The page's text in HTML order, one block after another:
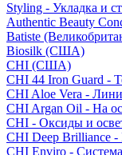
Styling - Укладка и
Authentic Beauty
Batiste
Biosilk (США)
CHI (США)
CHI 44 Iron Guard -
CHI Aloe Vera -
CHI Argan Oil - На
CHI - Оксиды и
CHI Deep Brilliance -
CHI Enviro -